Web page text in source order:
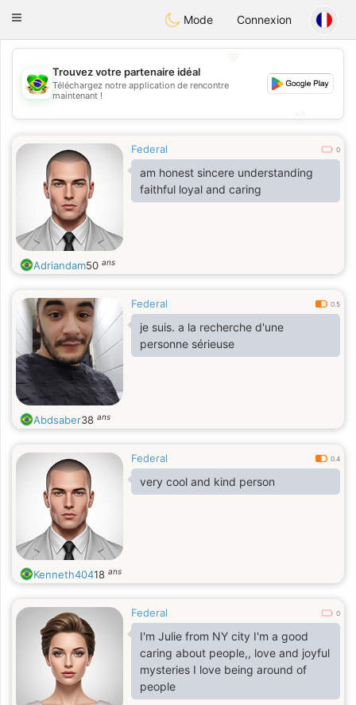
BrasilConversar
Toggle
Mode Connexion
💖
💕
Trouvez votre partenaire idéal
Téléchargez notre application de rencontre
maintenant !
Federal 0
am honest sincere understanding
faithful loyal and caring
Adriandam50 ans
Federal 0.5
je suis. a la recherche d'une
personne sérieuse
Abdsaber38 ans
Federal 0.4
very cool and kind person
Kenneth40418 ans
Federal 0
I'm Julie from NY city I'm a good
caring about people,, love and joyful
mysteries I love being around of
people